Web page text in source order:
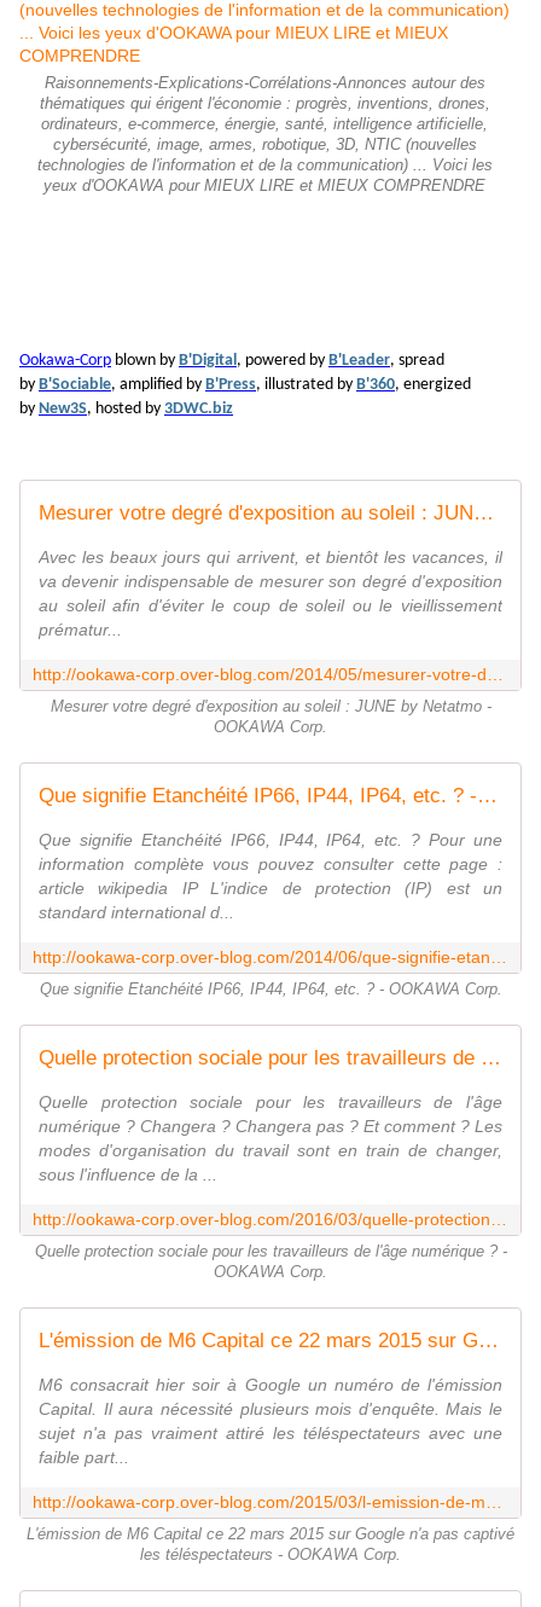
Raisonnements-Explications-Corrélations-Annonces autour des
thématiques qui érigent l'économie : progrès, inventions, drones,
ordinateurs, e-commerce, énergie, santé, intelligence artificielle,
cybersécurité, image, armes, robotique, 3D, NTIC (nouvelles
technologies de l'information et de la communication) ... Voici les
yeux d'OOKAWA pour MIEUX LIRE et MIEUX COMPRENDRE
Ookawa-Corp blown by B'Digital, powered by B'Leader, spread
by B'Sociable, amplified by B'Press, illustrated by B'360, energized
by New3S, hosted by 3DWC.biz
Mesurer votre degré d'exposition au soleil : JUNE by Netatmo - OOKAWA Corp.
Avec les beaux jours qui arrivent, et bientôt les vacances, il
va devenir indispensable de mesurer son degré d'exposition
au soleil afin d'éviter le coup de soleil ou le vieillissement
prématur...
Mesurer votre degré d'exposition au soleil : JUNE by Netatmo -
OOKAWA Corp.
Que signifie Etanchéité IP66, IP44, IP64, etc. ? - OOKAWA Corp.
Que signifie Etanchéité IP66, IP44, IP64, etc. ? Pour une
information complète vous pouvez consulter cette page :
article wikipedia IP L'indice de protection (IP) est un
standard international d...
Que signifie Etanchéité IP66, IP44, IP64, etc. ? - OOKAWA Corp.
Quelle protection sociale pour les travailleurs de l'âge numérique ? - OOKAWA Corp.
Quelle protection sociale pour les travailleurs de l'âge
numérique ? Changera ? Changera pas ? Et comment ? Les
modes d'organisation du travail sont en train de changer,
sous l'influence de la ...
Quelle protection sociale pour les travailleurs de l'âge numérique ? -
OOKAWA Corp.
L'émission de M6 Capital ce 22 mars 2015 sur Google n'a pas captivé les téléspectateurs - OOKAWA Corp.
M6 consacrait hier soir à Google un numéro de l'émission
Capital. Il aura nécessité plusieurs mois d'enquête. Mais le
sujet n'a pas vraiment attiré les téléspectateurs avec une
faible part...
L'émission de M6 Capital ce 22 mars 2015 sur Google n'a pas captivé
les téléspectateurs - OOKAWA Corp.